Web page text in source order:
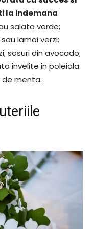
la indemana
salata verde;
lamai verzi;
sosuri din avocado;
invelite in poleiala
menta.